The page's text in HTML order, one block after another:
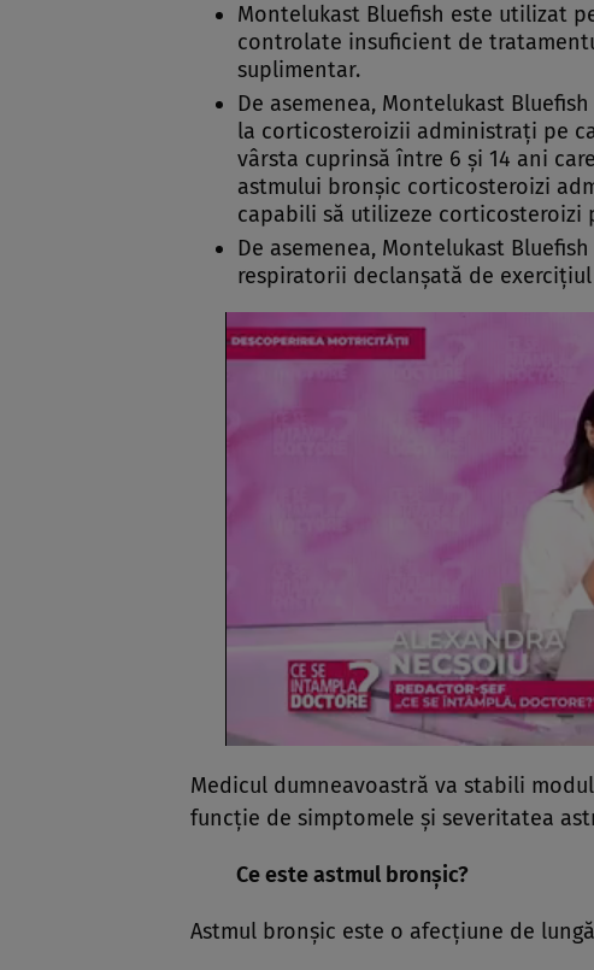
Montelukast Bluefish este utilizat
controlate insuficient de
suplimentar.
De asemenea, Montelukast
la corticosteroizii administraţi pe
vârsta cuprinsă între 6 şi 14 ani
astmului bronşic corticosteroizi
capabili să utilizeze corticosteroizi
De asemenea, Montelukast
respiratorii declanşată de
Medicul dumneavoastră va stabili
funcţie de simptomele şi severitatea
Ce este astmul bronşic?
Astmul bronşic este o afecţiune de